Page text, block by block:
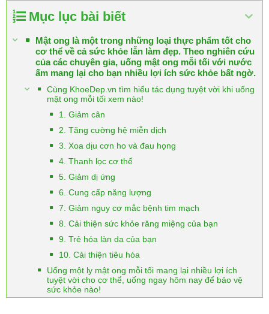
Mục lục bài biết
Mật ong là một trong những loại thực phẩm tốt cho
cơ thể về cả sức khỏe lẫn làm đẹp. Theo nghiên cứu
của các chuyên gia, uống mật ong mỗi tối với nước
ấm mang lại cho bạn nhiều lợi ích sức khỏe bất ngờ.
Cùng KhoeDep.vn tìm hiểu tác dụng tuyệt vời khi uống
mật ong mỗi tối xem nào!
1. Giảm cân
2. Tăng cường hệ miễn dịch
3. Xoa dịu cơn ho và đau họng
4. Thanh lọc cơ thể
5. Giảm dị ứng
6. Cung cấp năng lượng
7. Giảm nguy cơ mắc bệnh tim mạch
8. Cải thiện sức khỏe răng miệng của bạn
9. Trẻ hóa làn da của bạn
10. Cải thiện tiêu hóa
Uống một ly mật ong mỗi tối mang lại nhiều lợi ích
tuyệt vời cho cơ thể, uống ngay hôm nay để bảo vệ
sức khỏe nào!